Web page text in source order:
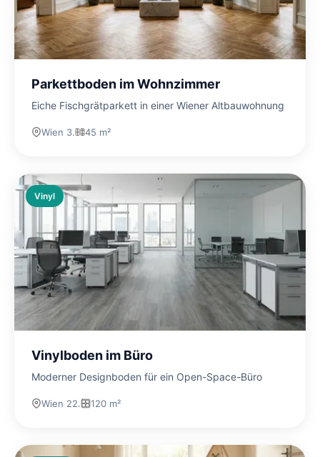
Parkettboden im Wohnzimmer
Eiche Fischgrätparkett in einer Wiener Altbauwohnung
Wien 3. 45 m²
Vinyl
Vinylboden im Büro
Moderner Designboden für ein Open-Space-Büro
Wien 22. 120 m²